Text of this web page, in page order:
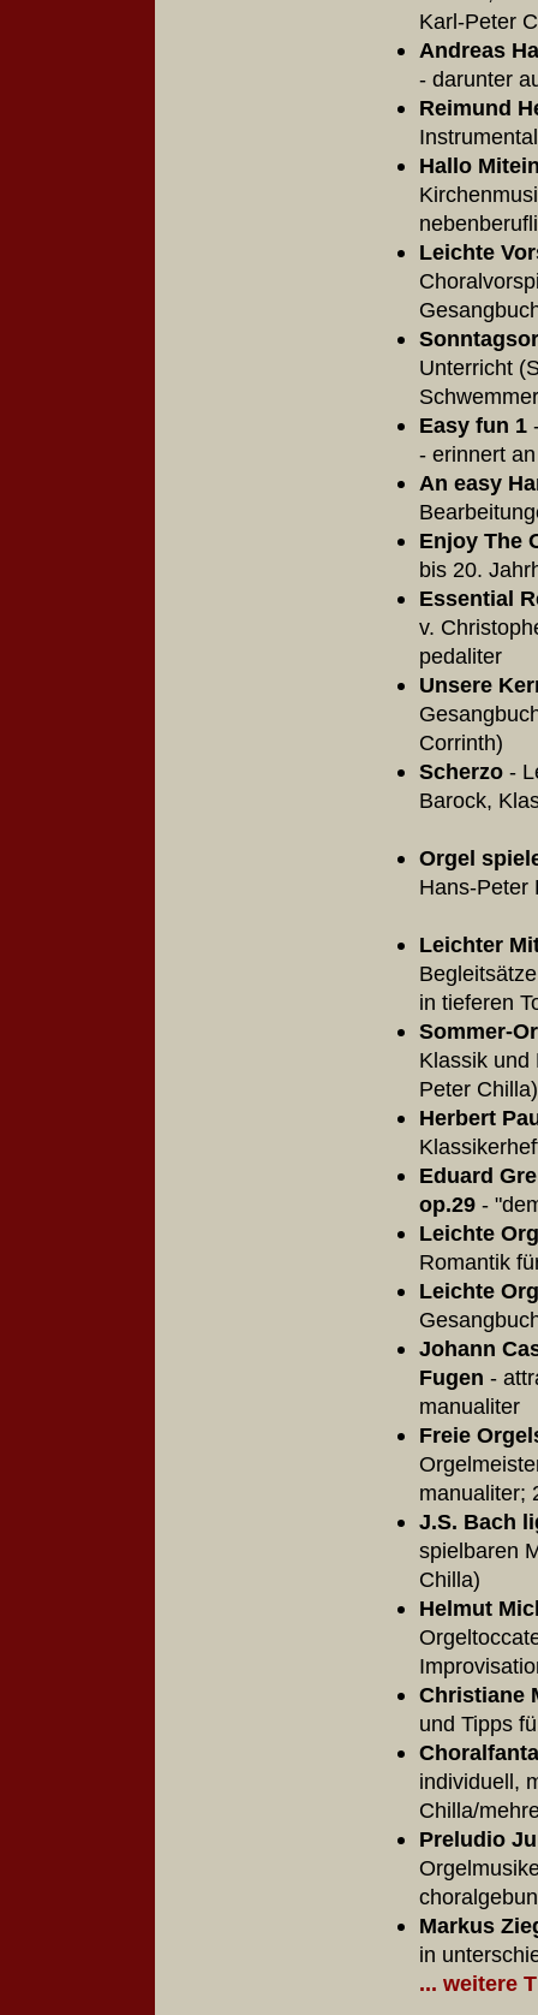
Karl-
Andreas
- darunter
Reimund
Hallo
Leichte
Unterricht
Easy fun 1
- erinnert
An easy
Enjoy The
bis 20.
Essential
v.
Unsere
Scherzo -
Barock,
Orgel
Hans-
Leichter
in tieferen
Sommer-
Klassik und
Peter
Herbert
Eduard
op.29 -
Leichte
Romantik
Leichte
Johann
Fugen -
manualiter
Freie
manualiter;
J.S. Bach
spielbaren
Chilla)
Helmut
Christiane
und Tipps
individuell,
Chilla/
Preludio
Markus
in
... weitere